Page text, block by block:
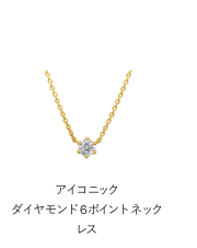
アイコニック
ダイヤモンド 6ポイント ネック
レス